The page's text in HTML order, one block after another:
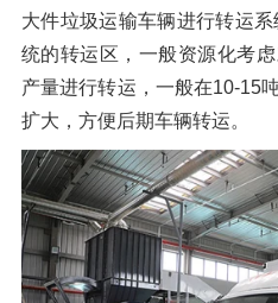
大件垃圾运输车辆进行转运
统的转运区，一般资源化考
产量进行转运，一般在10-15
扩大，方便后期车辆转运。